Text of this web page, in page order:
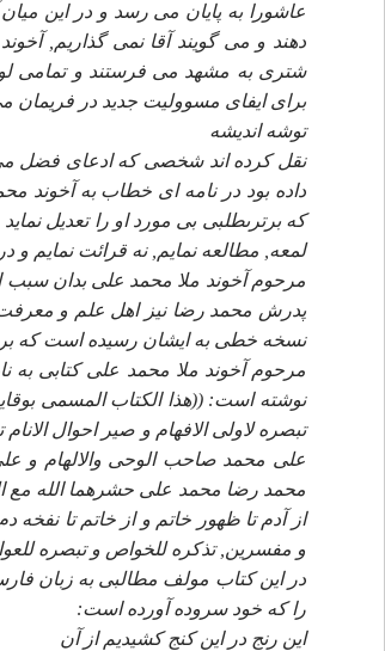
عاشورا به پايان مى رسد و در اين
دهند و مى گويند آقا نمى گذاريم,
شترى به مشهد مى فرستند و تمامى
براى ايفاى مسووليت جديد در فريمان
توشه انديشه
نقل كرده اند شخصى كه ادعاى فضل
داده بود در نامه اى خطاب به آخوند
كه برترىطلبى بى مورد او را تعديل
لمعه, مطالعه نمايم, نه قرائت نمايم و
مرحوم آخوند ملا محمد على بدان سبب
پدرش محمد رضا نيز اهل علم و
نسخه خطى به ايشان رسيده است كه برخى
مرحوم آخوند ملا محمد على كتابى به
نوشته است: ((هذا الكتاب المسمى
تبصره لاولى الافهام و صير احوال الانام
على محمد صاحب الوحى والالهام و
محمد رضا محمد على حشرهما الله مع
از آدم تا ظهور خاتم و از خاتم تا
و مفسرين, تذكره للخواص و تبصره
را كه خود سروده آورده است:
اين رنج در اين كنج كشيديم از آن